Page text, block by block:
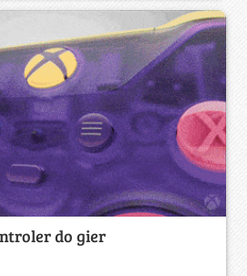
do gier